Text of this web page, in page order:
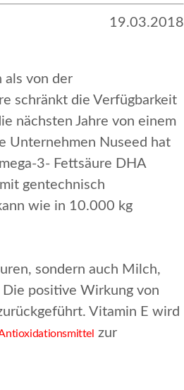
19.03.2018
als von der
schränkt die Verfügbarkeit
nächsten Jahre von einem
Unternehmen Nuseed hat
3- Fettsäure DHA
gentechnisch
wie in 10.000 kg
sondern auch Milch,
positive Wirkung von
Vitamin E wird
zur